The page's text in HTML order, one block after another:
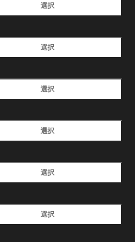
選択
選択
選択
選択
選択
選択